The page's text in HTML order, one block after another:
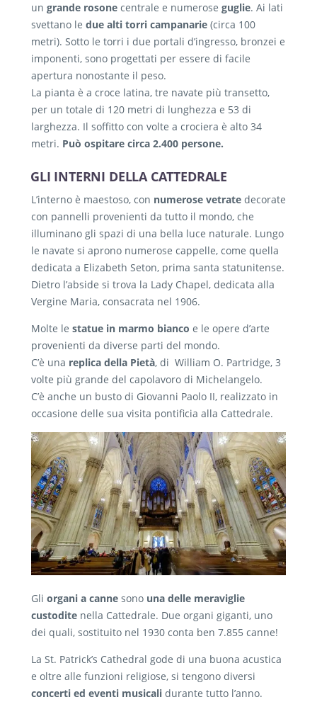
un grande rosone centrale e numerose guglie. Ai lati
svettano le due alti torri campanarie (circa 100
metri). Sotto le torri i due portali d’ingresso, bronzei e
imponenti, sono progettati per essere di facile
apertura nonostante il peso.
La pianta è a croce latina, tre navate più transetto,
per un totale di 120 metri di lunghezza e 53 di
larghezza. Il soffitto con volte a crociera è alto 34
metri. Può ospitare circa 2.400 persone.
GLI INTERNI DELLA CATTEDRALE
L’interno è maestoso, con numerose vetrate decorate
con pannelli provenienti da tutto il mondo, che
illuminano gli spazi di una bella luce naturale. Lungo
le navate si aprono numerose cappelle, come quella
dedicata a Elizabeth Seton, prima santa statunitense.
Dietro l’abside si trova la Lady Chapel, dedicata alla
Vergine Maria, consacrata nel 1906.
Molte le statue in marmo bianco e le opere d’arte
provenienti da diverse parti del mondo.
C’è una replica della Pietà, di William O. Partridge, 3
volte più grande del capolavoro di Michelangelo.
C’è anche un busto di Giovanni Paolo II, realizzato in
occasione delle sua visita pontificia alla Cattedrale.
Gli organi a canne sono una delle meraviglie
custodite nella Cattedrale. Due organi giganti, uno
dei quali, sostituito nel 1930 conta ben 7.855 canne!
La St. Patrick’s Cathedral gode di una buona acustica
e oltre alle funzioni religiose, si tengono diversi
concerti ed eventi musicali durante tutto l’anno.